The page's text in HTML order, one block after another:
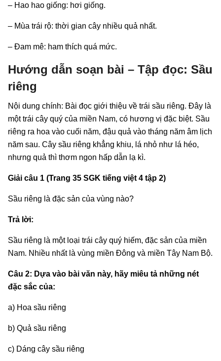
– Hao hao giống: hơi giống.
– Mùa trái rộ: thời gian cây nhiều quả nhất.
– Đam mê: ham thích quá mức.
Hướng dẫn soạn bài – Tập đọc: Sầu
riêng
Nội dung chính: Bài đọc giới thiệu về trái sầu riêng. Đây là
một trái cây quý của miền Nam, có hương vị đặc biệt. Sầu
riêng ra hoa vào cuối năm, đậu quả vào tháng năm âm lịch
năm sau. Cây sầu riêng khẳng khiu, lá nhỏ như lá héo,
nhưng quả thì thơm ngon hấp dẫn lạ kì.
Giải câu 1 (Trang 35 SGK tiếng việt 4 tập 2)
Sầu riêng là đặc sản của vùng nào?
Trả lời:
Sầu riêng là một loại trái cây quý hiếm, đặc sản của miền
Nam. Nhiều nhất là vùng miền Đông và miền Tây Nam Bộ.
Câu 2: Dựa vào bài văn này, hãy miêu tả những nét
đặc sắc của:
a) Hoa sầu riêng
b) Quả sầu riêng
c) Dáng cây sầu riêng